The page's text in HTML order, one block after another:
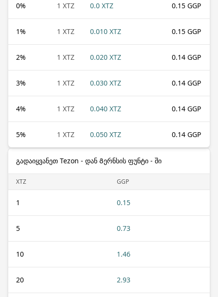
0% 1 XTZ 0.0 XTZ 0.15 GGP
1% 1 XTZ 0.010 XTZ 0.15 GGP
2% 1 XTZ 0.020 XTZ 0.14 GGP
3% 1 XTZ 0.030 XTZ 0.14 GGP
4% 1 XTZ 0.040 XTZ 0.14 GGP
5% 1 XTZ 0.050 XTZ 0.14 GGP
გადაიყვანეთ Tezon - დან Გერნსის ფუნტი - ში
XTZ GGP
1 0.15
5 0.73
10 1.46
20 2.93